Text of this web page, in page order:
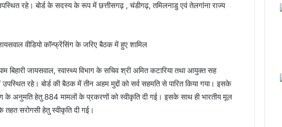
रहे। बोर्ड के सदस्य के रूप में छत्तीसगढ़ , चंडीगढ़, तमिलनाडु एवं तेलगांना राज्य
बिहारी जायसवाल, स्वास्थ्य विभाग के सचिव श्री अमित कटारिया तथा आयुक्त सह
रहे। बोर्ड की बैठक में तीन अहम मुद्दों को सर्व सहमति से पारित किया गया। इसके
हेतु 884 मामलों के प्रकरणों को स्वीकृति दी गई। इसके साथ ही भारतीय मूल
सरोगसी हेतु स्वीकृति दी गई।